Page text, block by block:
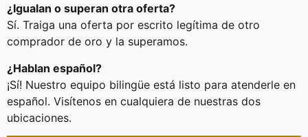
¿Igualan o superan otra oferta?
Sí. Traiga una oferta por escrito legítima de otro
comprador de oro y la superamos.
¿Hablan español?
¡Sí! Nuestro equipo bilingüe está listo para atenderle en
español. Visítenos en cualquiera de nuestras dos
ubicaciones.